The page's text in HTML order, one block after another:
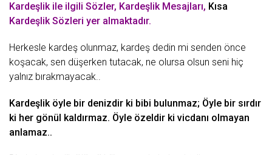
Kardeşlik ile ilgili Sözler, Kardeşlik Mesajları, Kısa
Kardeşlik Sözleri yer almaktadır.
Herkesle kardeş olunmaz, kardeş dedin mi senden önce
koşacak, sen düşerken tutacak, ne olursa olsun seni hiç
yalnız bırakmayacak..
Kardeşlik öyle bir denizdir ki bibi bulunmaz; Öyle bir sırdır
ki her gönül kaldırmaz. Öyle özeldir ki vicdanı olmayan
anlamaz..